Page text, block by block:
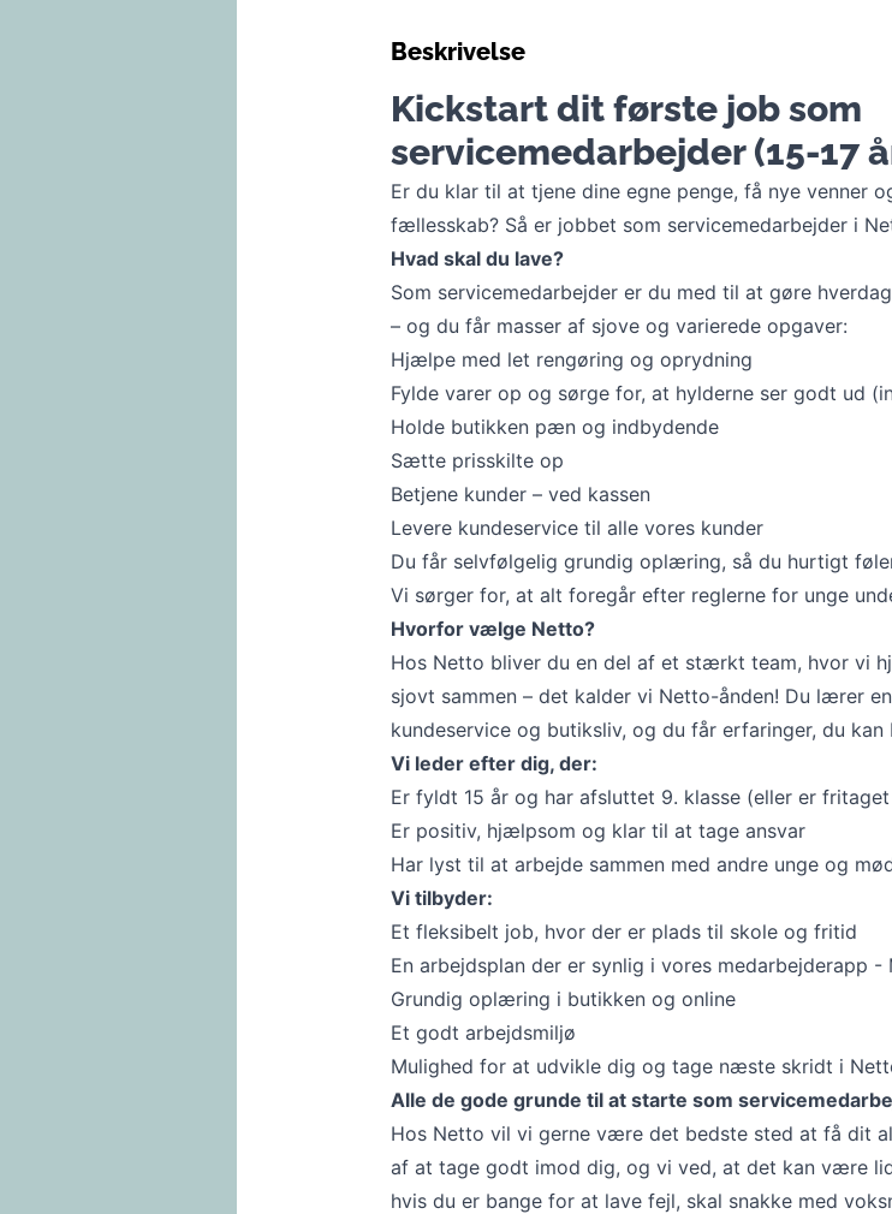
Beskrivelse
Kickstart dit første job som
servicemedarbejder (15-17
Er du klar til at tjene dine egne penge, få nye venner
fællesskab? Så er jobbet som servicemedarbejder i
Hvad skal du lave?
Som servicemedarbejder er du med til at gøre
– og du får masser af sjove og varierede opgaver:
Hjælpe med let rengøring og oprydning
Fylde varer op og sørge for, at hylderne ser godt ud
Holde butikken pæn og indbydende
Sætte prisskilte op
Betjene kunder – ved kassen
Levere kundeservice til alle vores kunder
Du får selvfølgelig grundig oplæring, så du hurtigt
Vi sørger for, at alt foregår efter reglerne for unge
Hvorfor vælge Netto?
Hos Netto bliver du en del af et stærkt team, hvor vi
sjovt sammen – det kalder vi Netto-ånden! Du lærer
kundeservice og butiksliv, og du får erfaringer, du
Vi leder efter dig, der:
Er fyldt 15 år og har afsluttet 9. klasse (eller er
Er positiv, hjælpsom og klar til at tage ansvar
Har lyst til at arbejde sammen med andre unge og
Vi tilbyder:
Et fleksibelt job, hvor der er plads til skole og fritid
En arbejdsplan der er synlig i vores medarbejderapp -
Grundig oplæring i butikken og online
Et godt arbejdsmiljø
Mulighed for at udvikle dig og tage næste skridt i
Alle de gode grunde til at starte som
Hos Netto vil vi gerne være det bedste sted at få dit
af at tage godt imod dig, og vi ved, at det kan være
hvis du er bange for at lave fejl, skal snakke med